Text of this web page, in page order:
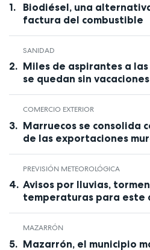
Biodiésel, una
factura del combustible
SANIDAD
Miles de aspirantes a
se quedan sin vacaciones
COMERCIO EXTERIOR
Marruecos se consolida
de las exportaciones
PREVISIÓN METEOROLÓGICA
Avisos por lluvias,
temperaturas para este
MAZARRÓN
Mazarrón, el municipio